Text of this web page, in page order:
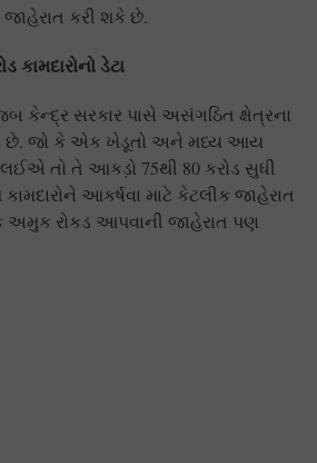
કરી શકે છે.
કામદારોનો ડેટા
કેન્દ્ર સરકાર પાસે અસંગઠિત ક્ષેત્રના
ડેટા છે. જો કે એક ખેડૂતો અને મધ્ય આય
લઈએ તો તે આકડ઼ો 75થી 80 કરોડ સુધી
આકર્ષવા માટે કેટલીક જાહેરાત
અમુક રોકડ આપવાની જાહેરાત પણ